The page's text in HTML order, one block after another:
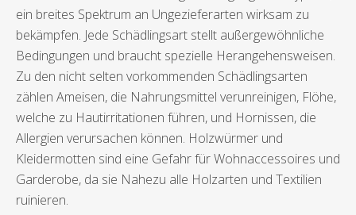
ein breites Spektrum an Ungezieferarten wirksam zu
bekämpfen. Jede Schädlingsart stellt außergewöhnliche
Bedingungen und braucht spezielle Herangehensweisen.
Zu den nicht selten vorkommenden Schädlingsarten
zählen Ameisen, die Nahrungsmittel verunreinigen, Flöhe,
welche zu Hautirritationen führen, und Hornissen, die
Allergien verursachen können. Holzwürmer und
Kleidermotten sind eine Gefahr für Wohnaccessoires und
Garderobe, da sie Nahezu alle Holzarten und Textilien
ruinieren.